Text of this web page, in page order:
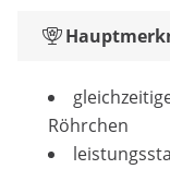
Röhrchen